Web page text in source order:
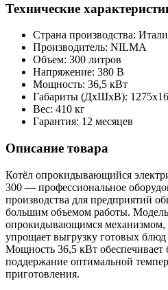
Технические
Страна производства:
Производитель: NILMA
Объем: 300 литров
Напряжение: 380 В
Мощность: 36,5 кВт
Габариты (ДxШxВ):
Вес: 410 кг
Гарантия: 12 месяцев
Описание товара
Котёл опрокидывающийся
300 — профессиональное
производства для предприятий
большим объемом работы.
опрокидывающимся механизмом,
упрощает выгрузку готовых блюд
Мощность 36,5 кВт обеспечивает
поддержание оптимальной
приготовления.